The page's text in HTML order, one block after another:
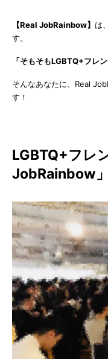
【Real JobRainbow】 は
す。
「そもそもLGBTQ+フレ
そんなあなたに、Real
す！
LGBTQ+フレ
JobRainbow